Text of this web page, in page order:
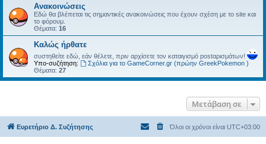
Ανακοινώσεις
Εδώ θα βλέπεται τις σημαντικές ανακοινώσεις που έχουν σχέση με το site και
το φόρουμ.
Θέματα: 16
Kαλώς ήρθατε
συστηθείτε εδώ, εάν θέλετε, πριν αρχίσετε τον καταιγισμό postαρισμάτων!
Υπο-συζήτηση:
Σχόλια για το GameCorner.gr (πρώην GreekPokemon )
Θέματα: 27
Μετάβαση σε
Ευρετήριο Δ. Συζήτησης Όλοι οι χρόνοι είναι UTC+03:00